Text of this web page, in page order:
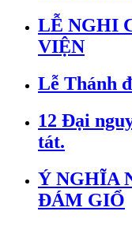
LỄ NGHI
VIỆN
Lễ Thánh
12 Đại
tát.
Ý NGHĨA
ĐÁM GIỔ